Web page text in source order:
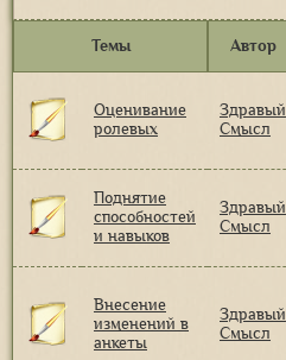
Темы Автор
Оценивание
ролевых
Здравый
Смысл
Поднятие
способностей
и навыков
Здравый
Смысл
Внесение
изменений в
анкеты
Здравый
Смысл